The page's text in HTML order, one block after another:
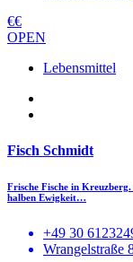
€€
OPEN
Lebensmittel
Fisch Schmidt
Frische Fische in
halben Ewigkeit…
+49 30
Wrangelstraße